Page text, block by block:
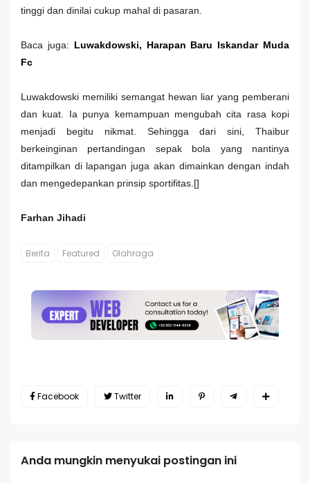
tinggi dan dinilai cukup mahal di pasaran.
Baca juga: Luwakdowski, Harapan Baru Iskandar Muda
Fc
Luwakdowski memiliki semangat hewan liar yang pemberani
dan kuat. Ia punya kemampuan mengubah cita rasa kopi
menjadi begitu nikmat. Sehingga dari sini, Thaibur
berkeinginan pertandingan sepak bola yang nantinya
ditampilkan di lapangan juga akan dimainkan dengan indah
dan mengedepankan prinsip sportifitas.[]
Farhan Jihadi
Berita Featured Olahraga
Facebook Twitter
Anda mungkin menyukai postingan ini